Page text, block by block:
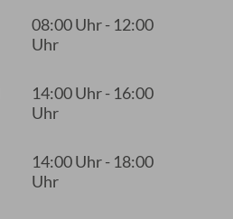
08:00 Uhr - 12:00
Uhr
14:00 Uhr - 16:00
Uhr
14:00 Uhr - 18:00
Uhr